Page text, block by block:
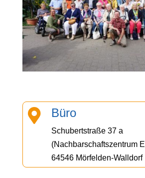
 Büro
Schubertstraße 37 a
(Nachbarschaftszentrum
64546 Mörfelden-Walldorf